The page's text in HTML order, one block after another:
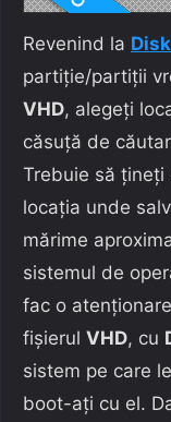
Revenind la
partiție/partiții
VHD, alegeți
căsuță de
Trebuie să
locația unde
mărime
sistemul de
fac o
fișierul VHD, cu
sistem pe care
boot-ați cu el.